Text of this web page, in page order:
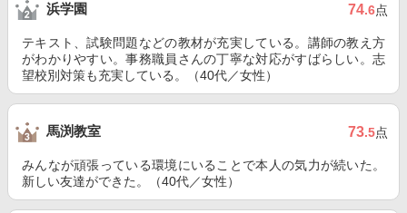
浜学園 74.6点
テキスト、試験問題などの教材が充実している。講師の教え方
がわかりやすい。事務職員さんの丁寧な対応がすばらしい。志
望校別対策も充実している。（40代／女性）
馬渕教室 73.5点
みんなが頑張っている環境にいることで本人の気力が続いた。
新しい友達ができた。（40代／女性）